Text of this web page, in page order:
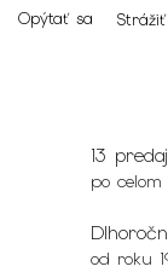
Opýtať sa Strážiť
13
po celom
od roku